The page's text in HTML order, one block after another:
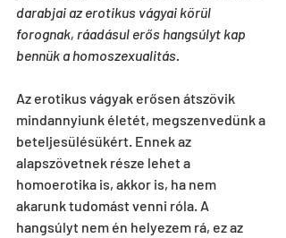
darabjai az erotikus vágyai körül
forognak, ráadásul erős hangsúlyt kap
bennük a homoszexualitás.
Az erotikus vágyak erősen átszövik
mindannyiunk életét, megszenvedünk a
beteljesülésükért. Ennek az
alapszövetnek része lehet a
homoerotika is, akkor is, ha nem
akarunk tudomást venni róla. A
hangsúlyt nem én helyezem rá, ez az